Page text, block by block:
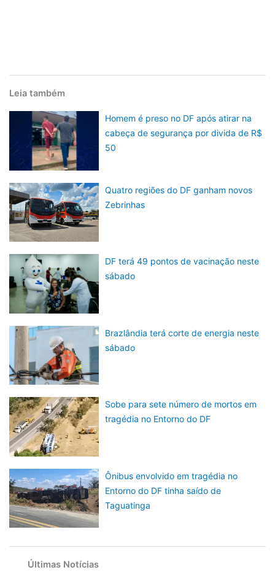
Leia também
Homem é preso no DF após atirar na
cabeça de segurança por divida de R$
50
Quatro regiões do DF ganham novos
Zebrinhas
DF terá 49 pontos de vacinação neste
sábado
Brazlândia terá corte de energia neste
sábado
Sobe para sete número de mortos em
tragédia no Entorno do DF
Ônibus envolvido em tragédia no
Entorno do DF tinha saído de
Taguatinga
Últimas Notícias